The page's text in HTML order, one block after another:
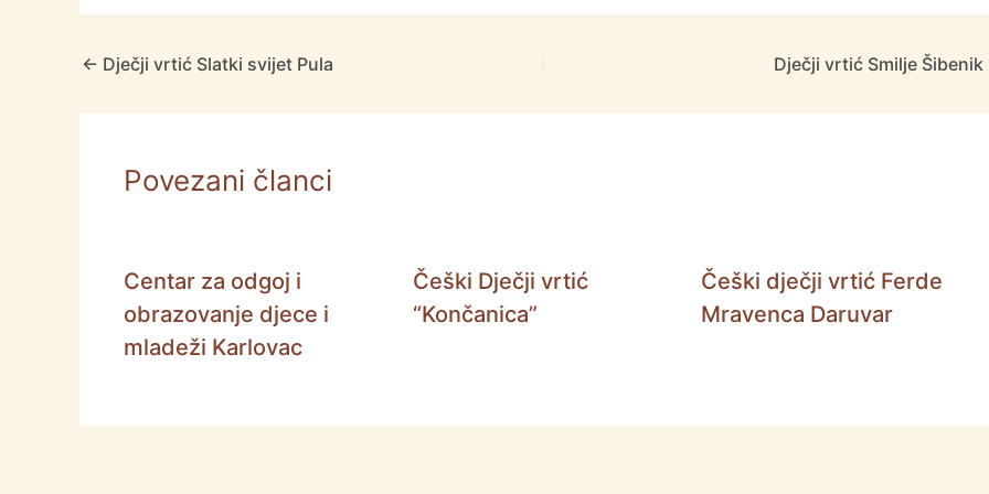
← Dječji vrtić Slatki svijet Pula Dječji vrtić Smilje Šibenik
Povezani članci
Centar za odgoj i
obrazovanje djece i
mladeži Karlovac
Češki Dječji vrtić
“Končanica”
Češki dječji vrtić Ferde
Mravenca Daruvar